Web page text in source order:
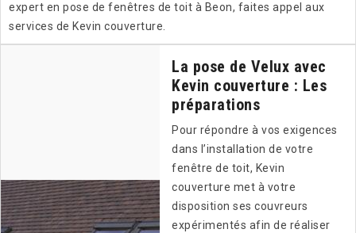
expert en pose de fenêtres de toit à Beon, faites appel aux
services de Kevin couverture.
La pose de Velux avec
Kevin couverture : Les
préparations
Pour répondre à vos exigences
dans l’installation de votre
fenêtre de toit, Kevin
couverture met à votre
disposition ses couvreurs
expérimentés afin de réaliser